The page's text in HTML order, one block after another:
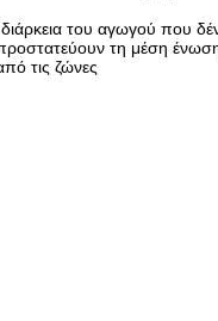
του αγωγού που
τη μέση ένωση
τις ζώνες